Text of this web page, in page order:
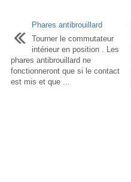
Phares antibrouillard
Tourner le commutateur
intérieur en position . Les
phares antibrouillard ne
fonctionneront que si le contact
est mis et que ...